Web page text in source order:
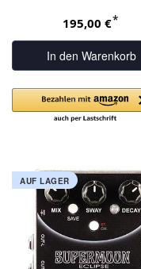
195,00 €*
In den Warenkorb
AUF LAGER